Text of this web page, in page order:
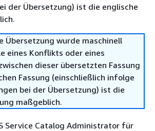
der Übersetzung) ist die englische
Übersetzung wurde maschinell
eines Konflikts oder eines
dieser übersetzten Fassung
Fassung (einschließlich infolge
bei der Übersetzung) ist die
maßgeblich.
Service Catalog Administrator für